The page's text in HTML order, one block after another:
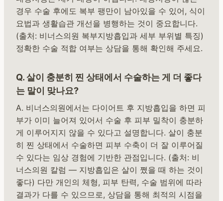
경우 수술 후에도 복부 팽만이 남아있을 수 있어, 식이
요법과 생활습관 개선을 병행하는 것이 중요합니다.
(출처: 비너스의원 복부지방흡입과 세부 부위별 특징)
정확한 수술 적합 여부는 상담을 통해 확인해 주세요.
Q. 살이 충분히 찐 상태에서 수술하는 게 더 좋다
는 말이 맞나요?
A. 비너스의원에서는 다이어트 후 지방흡입을 하면 피
부가 이미 늘어져 있어서 수술 후 피부 밀착이 충분하
게 이루어지지 않을 수 있다고 설명합니다. 살이 충분
히 찐 상태에서 수술하면 피부 수축이 더 잘 이루어질
수 있다는 임상 경험에 기반한 관점입니다. (출처: 비
너스의원 칼럼 — 지방흡입은 살이 쪘을 때 하는 것이
좋다) 다만 개인의 체형, 피부 탄력, 수술 범위에 따라
결과가 다를 수 있으므로, 상담을 통해 최적의 시점을